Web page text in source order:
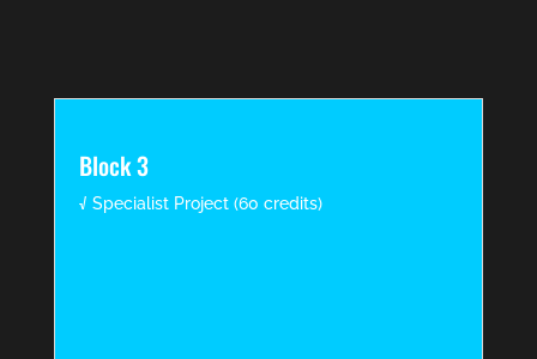
Block 3
√ Specialist Project (60 credits)